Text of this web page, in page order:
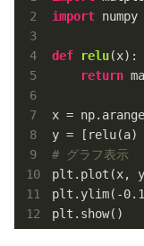
import numpy
def relu(x) :
return
x =
y = [relu(a)
# グラフ表示
plt.plot(x,
plt.ylim( -0.1
plt.show()